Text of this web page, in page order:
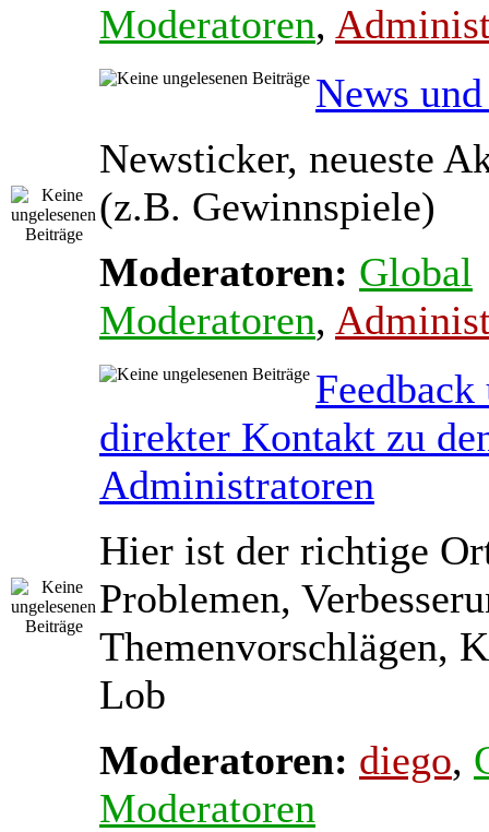
Moderatoren,
News
Newsticker, neueste
(z.B. Gewinnspiele)
Moderatoren: Global
Moderatoren,
Feedback
direkter Kontakt zu
Administratoren
Hier ist der richtige
Problemen,
Themenvorschlägen,
Lob
Moderatoren: diego,
Moderatoren